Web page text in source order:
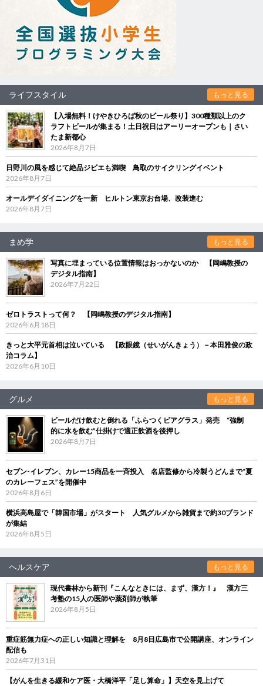
ライフスタイル もっと見る
【入場無料！けやきひろば秋のビール祭り】300種類以上のク
ラフトビールが集まる！土日祝日はアーリーオープンも｜さい
たま新都心
2026年8月7日
日野川の風を感じて絶品ジビエも満喫 鳥取のサイクリングイベント
2026年8月7日
オールデイダイニングを一新 ヒルトン東京お台場、改装進む
2026年8月7日
まめ学 もっと見る
写真に埋まっている位置情報はおっかないのか 【岡嶋教授の
デジタル指南】
2026年7月22日
ゼロトラストって何？ 【岡嶋教授のデジタル指南】
2026年6月18日
きっと大平元首相は泣いている 【政眼鏡（せいがんきょう）－本田雅俊の政
治コラム】
2026年6月10日
グルメ もっと見る
ビールだけ飲むと倒れる「ふらつくビアグラス」発売 “強制
的に水を飲む”仕掛けで適正飲酒を後押し
2026年8月7日
セブン‐イレブン、カレー15商品を一斉投入 名店監修から冷製うどんまで“夏
のカレーフェス”を開催中
2026年8月6日
横浜高島屋で「韓国市場」がスタート 人気グルメから雑貨まで約30ブランド
が集結
2026年8月5日
ヘルスケア もっと見る
現代書林から新刊『こんなときには、まず、漢方！』 漢方三
考塾の15人の医師や薬剤師が執筆
2026年8月5日
重症筋無力症への正しい知識と理解を 8月8日広島市で公開講座、オンライン
配信も
2026年7月31日
【がんを生きる緩和ケア医・大橋洋平「足し算命」】天空を見上げて